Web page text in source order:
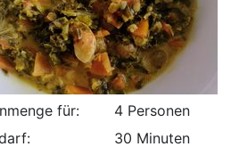
für:
4 Personen
30 Minuten